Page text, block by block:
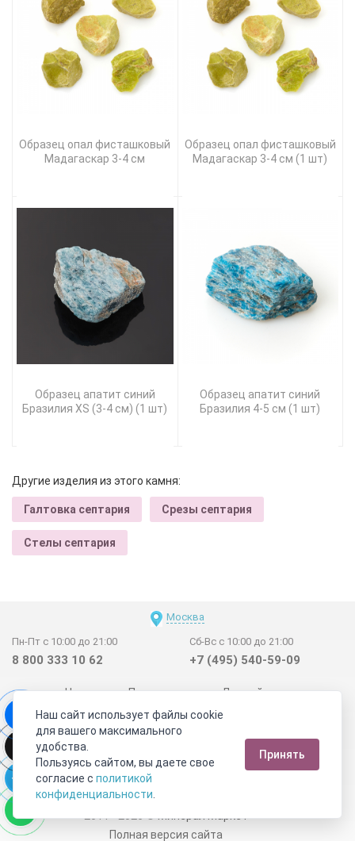
Образец опал фисташковый
Мадагаскар 3-4 см
Образец опал фисташковый
Мадагаскар 3-4 см (1 шт)
Образец апатит синий
Бразилия XS (3-4 см) (1 шт)
Образец апатит синий
Бразилия 4-5 см (1 шт)
Другие изделия из этого камня:
Галтовка септария Срезы септария
Стелы септария
Москва
Пн-Пт с 10:00 до 21:00
8 800 333 10 62
Сб-Вс с 10:00 до 21:00
+7 (495) 540-59-09
Новинки Поставщикам
Личный счет
Договор-оферта
О нас
Наши магазины
Отзывы покупателей
Сертификаты
Статьи
Обратная связь
Видео о камнях СОУТ
Телеграм
Max
2011 - 2026©Минерал Маркет
Полная версия сайта
Наш сайт использует файлы cookie
для вашего максимального
удобства.
Пользуясь сайтом, вы даете свое
согласие с политикой
конфиденциальности
Принять